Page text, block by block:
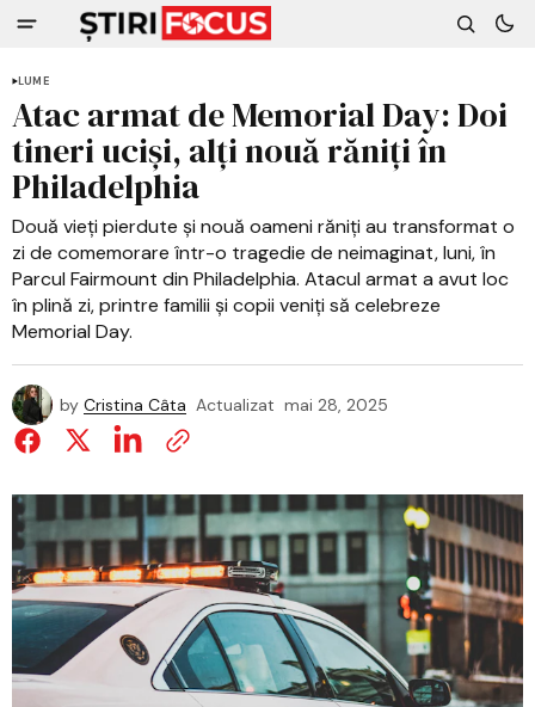
LUME
Atac armat de Memorial Day: Doi
tineri uciși, alți nouă răniți în
Philadelphia
Două vieți pierdute și nouă oameni răniți au transformat o
zi de comemorare într-o tragedie de neimaginat, luni, în
Parcul Fairmount din Philadelphia. Atacul armat a avut loc
în plină zi, printre familii și copii veniți să celebreze
Memorial Day.
by Cristina Câta Actualizat mai 28, 2025